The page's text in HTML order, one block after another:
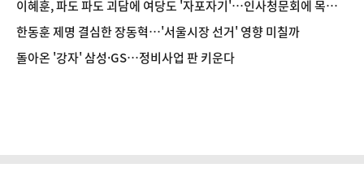
이혜훈, 파도 파도 괴담에 여당도 '자포자기'…인사청문회에 목매
는 이유는
한동훈 제명 결심한 장동혁…'서울시장 선거' 영향 미칠까
돌아온 '강자' 삼성·GS…정비사업 판 키운다